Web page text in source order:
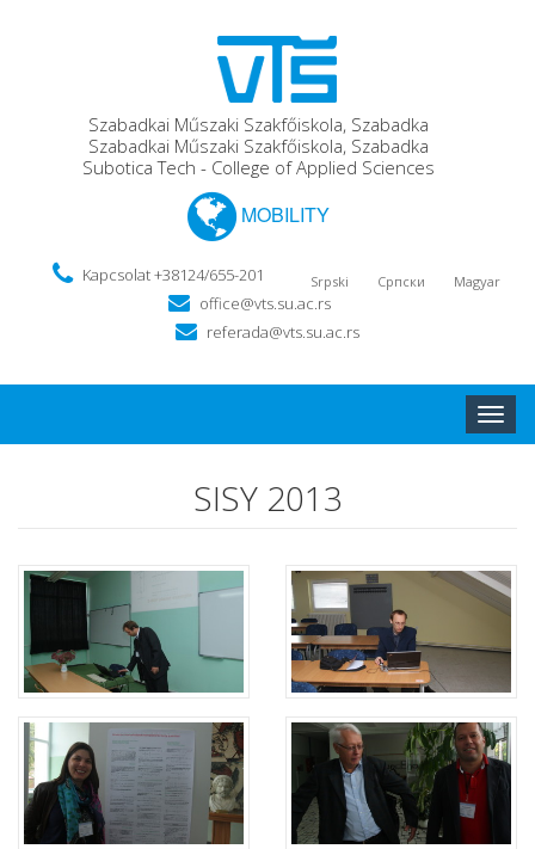
Szabadkai Műszaki Szakfőiskola, Szabadka
Szabadkai Műszaki Szakfőiskola, Szabadka
Subotica Tech - College of Applied Sciences
MOBILITY
Srpski Српски Magyar
Kapcsolat +38124/655-201
office@vts.su.ac.rs
referada@vts.su.ac.rs
Toggle
SISY 2013